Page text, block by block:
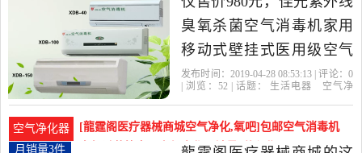
臭氧杀菌空气消毒机家用
移动式壁挂式医用级空气
净化器是2019年佳光医疗
很高的空气净化,氧吧，由
河北 衡水发货。
发布时间：2019-04-28 08:53:13 | 评论： 0
| 浏览： 52| 话题： 生活电器
空气净
空气净化器
[龍霆阁医疗器械商城空气净化,氧吧]包邮空气消毒机
臭氧杀菌等离子空气净化月销量3件仅售880元
月销量3件